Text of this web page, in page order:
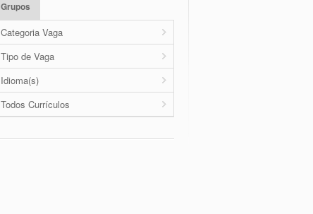
Grupos
Categoria Vaga
Tipo de Vaga
Idioma(s)
Todos Currículos